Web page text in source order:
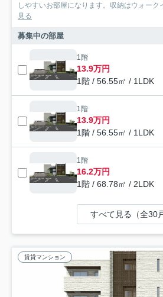
しやすいお部屋になります。収納はウォーク
見る
募集中の部屋
1階
13.9万円
1階 / 56.55㎡ / 1LDK
1階
13.9万円
1階 / 56.55㎡ / 1LDK
1階
16.2万円
1階 / 68.78㎡ / 2LDK
すべて見る（全30
賃貸マンション